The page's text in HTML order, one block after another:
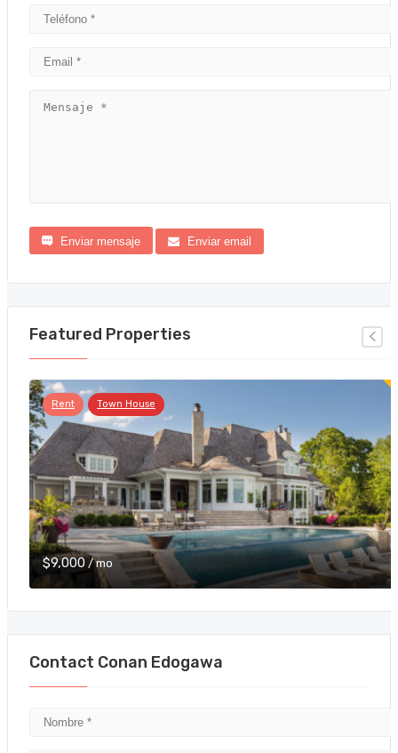
Enviar mensaje Enviar email
Featured Properties
Rent Town House
$9,000 / mo
Contact Conan Edogawa